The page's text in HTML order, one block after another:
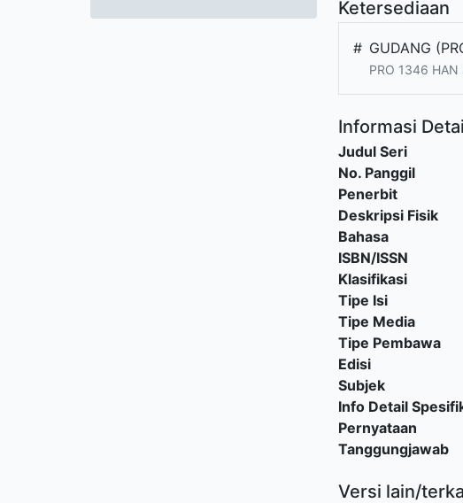
Ketersediaan
# GUDANG
PRO 1346 HAN
Informasi
Judul Seri
No. Panggil
Penerbit
Deskripsi Fisik
Bahasa
ISBN/ISSN
Klasifikasi
Tipe Isi
Tipe Media
Tipe Pembawa
Edisi
Subjek
Info Detail
Pernyataan
Tanggungjawab
Versi lain/